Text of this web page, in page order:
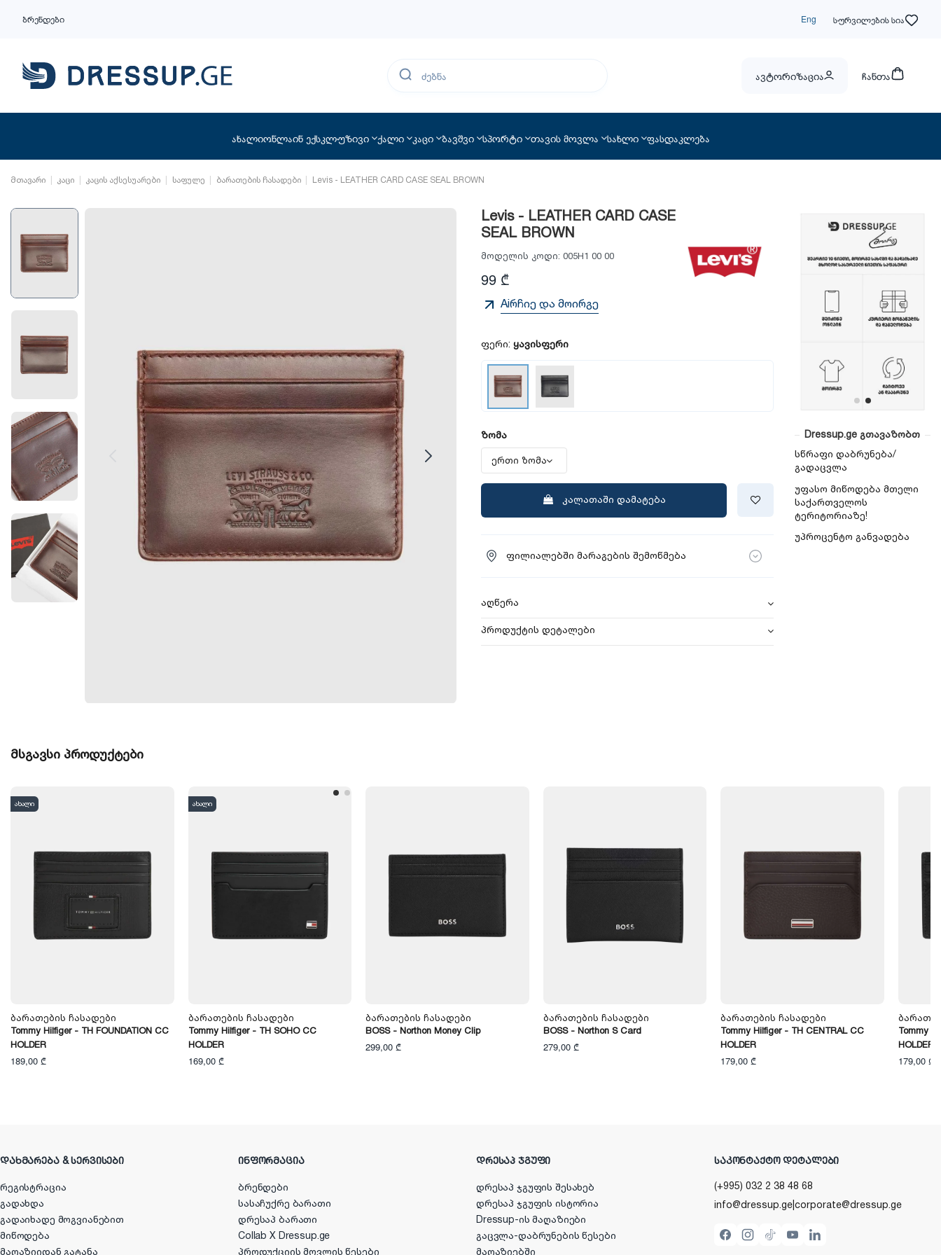
ბრენდები Eng სურვილების სია
ავტორიზაცია ჩანთა
ახალიონლაინ ექსკლუზივი ქალი კაცი ბავშვი სპორტი თავის მოვლა სახლი ფასდაკლება
მთავარი კაცი კაცის აქსესუარები საფულე ბარათების ჩასადები Levis - LEATHER CARD CASE SEAL BROWN
Levis - LEATHER CARD CASE
SEAL BROWN
მოდელის კოდი: 005H1 00 00
99 ₾
Aiრჩიე და მოირგე
ფერი: ყავისფერი
ზომა
კალათაში დამატება
ფილიალებში მარაგების შემოწმება
აღწერა
პროდუქტის დეტალები
Dressup.ge გთავაზობთ
სწრაფი დაბრუნება/
გადაცვლა
უფასო მიწოდება მთელი
საქართველოს
ტერიტორიაზე!
უპროცენტო განვადება
მსგავსი პროდუქტები
ახალი
Ბარათების Ჩასადები
Tommy Hilfiger - TH FOUNDATION CC
HOLDER
189,00 ₾
ახალი
Ბარათების Ჩასადები
Tommy Hilfiger - TH SOHO CC
HOLDER
169,00 ₾
Ბარათების Ჩასადები
BOSS - Northon Money Clip
299,00 ₾
Ბარათების Ჩასადები
BOSS - Northon S Card
279,00 ₾
Ბარათების Ჩასადები
Tommy Hilfiger - TH CENTRAL CC
HOLDER
179,00 ₾
Tommy
HOLDER
179,00 ₾
ᲓᲐᲮᲛᲐᲠᲔᲑᲐ & ᲡᲔᲠᲕᲘᲡᲔᲑᲘ
რეგისტრაცია
გადახდა
გადაიხადე მოგვიანებით
მიწოდება
ᲘᲜᲤᲝᲠᲛᲐᲪᲘᲐ
ბრენდები
სასაჩუქრე ბარათი
დრესაპ ბარათი
Collab X Dressup.ge
ᲓᲠᲔᲡᲐᲞ ᲯᲒᲣᲤᲘ
დრესაპ ჯგუფის შესახებ
დრესაპ ჯგუფის ისტორია
Dressup-ის მაღაზიები
გაცვლა-დაბრუნების წესები
ᲡᲐᲙᲝᲜᲢᲐᲥᲢᲝ ᲓᲔᲢᲐᲚᲔᲑᲘ
(+995) 032 2 38 48 68
info@dressup.gecorporate@dressup.ge